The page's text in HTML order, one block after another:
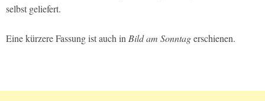
selbst geliefert.
Eine kürzere Fassung ist auch in Bild am Sonntagerschienen.